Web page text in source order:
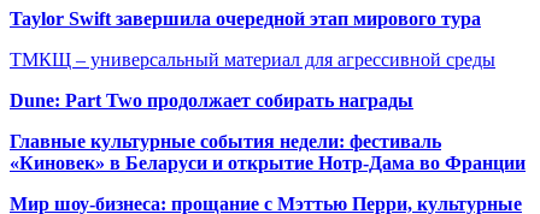
Taylor Swift завершила очередной этап мирового тура
ТМКЩ – универсальный материал для агрессивной среды
Dune: Part Two продолжает собирать награды
Главные культурные события недели: фестиваль
«Киновек» в Беларуси и открытие Нотр-Дама во Франции
Мир шоу-бизнеса: прощание с Мэттью Перри, культурные